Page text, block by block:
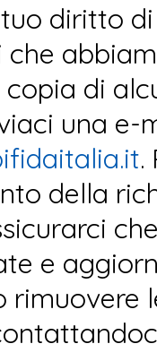
diritto
copia di
una e-
.
della
e
rimuovere